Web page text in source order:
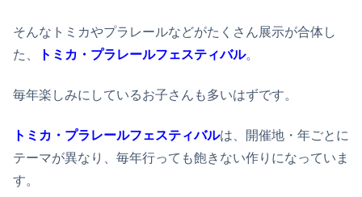
そんなトミカやプラレールなどがたくさん展示が合体し
た、
トミカ・プラレールフェスティバル。
毎年楽しみにしているお子さんも多いはずです。
トミカ・プラレールフェスティバルは、開催地・年ごとに
テーマが異なり、毎年行っても飽きない作りになっていま
す。